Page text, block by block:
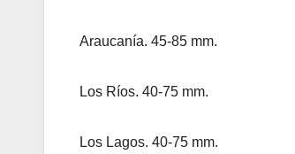
Araucanía. 45-85 mm.
Los Ríos. 40-75 mm.
Los Lagos. 40-75 mm.